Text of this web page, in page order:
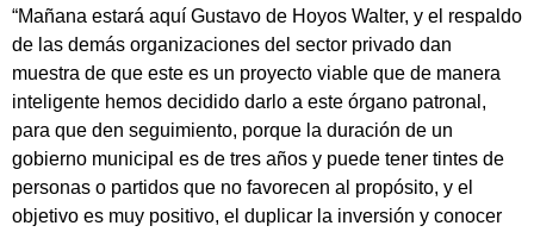
“Mañana estará aquí Gustavo de Hoyos Walter, y el respaldo
de las demás organizaciones del sector privado dan
muestra de que este es un proyecto viable que de manera
inteligente hemos decidido darlo a este órgano patronal,
para que den seguimiento, porque la duración de un
gobierno municipal es de tres años y puede tener tintes de
personas o partidos que no favorecen al propósito, y el
objetivo es muy positivo, el duplicar la inversión y conocer